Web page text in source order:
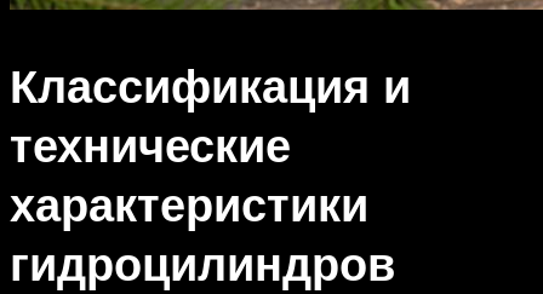
Классификация и
технические
характеристики
гидроцилиндров